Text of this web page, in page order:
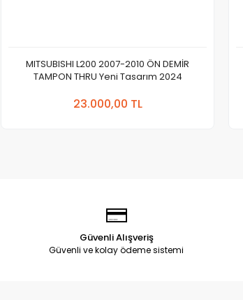
MITSUBISHI L200 2007-2010 ÖN DEMİR
TAMPON THRU Yeni Tasarım 2024
23.000,00 TL
Güvenli Alışveriş
Güvenli ve kolay ödeme sistemi